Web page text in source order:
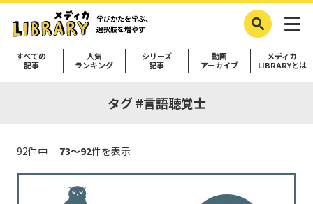
学びかたを学ぶ、
選択肢を増やす
すべての
記事
人気
ランキング
シリーズ
記事
動画
アーカイブ
メディカ
LIBRARYとは
タグ #言語聴覚士
92件中 73～92件を表示